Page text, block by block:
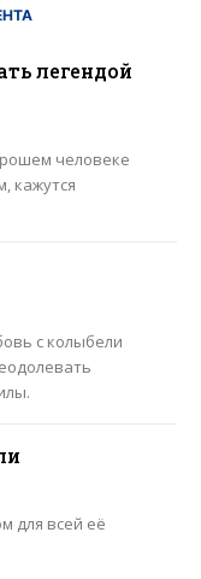
легендой
человеке
кажутся
с колыбели
для всей её